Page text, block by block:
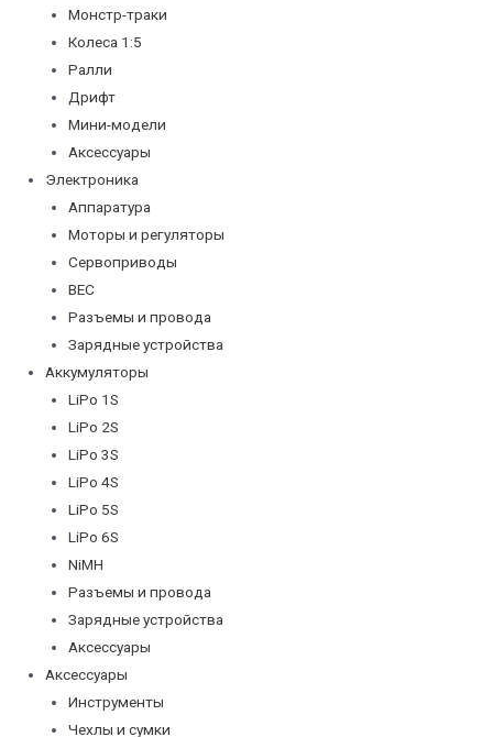
Монстр-траки
Колеса 1:5
Ралли
Дрифт
Мини-модели
Аксессуары
Электроника
Аппаратура
Моторы и регуляторы
Сервоприводы
BEC
Разъемы и провода
Зарядные устройства
Аккумуляторы
LiPo 1S
LiPo 2S
LiPo 3S
LiPo 4S
LiPo 5S
LiPo 6S
NiMH
Разъемы и провода
Зарядные устройства
Аксессуары
Аксессуары
Инструменты
Чехлы и сумки